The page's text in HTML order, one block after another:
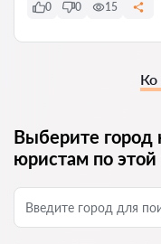
0 0 15
Ко
Выберите город
юристам по этой